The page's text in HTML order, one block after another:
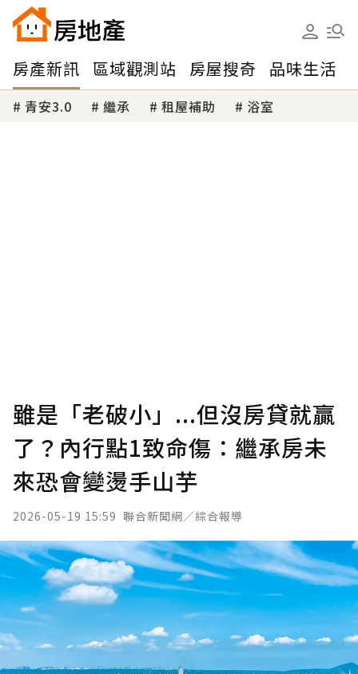
房產新訊 區域觀測站 房屋搜奇 品味生活
青安3.0 繼承 租屋補助 浴室
雖是「老破小」...但沒房貸就贏
了？內行點1致命傷：繼承房未
來恐會變燙手山芋
2026-05-19 15:59 聯合新聞網／綜合報導